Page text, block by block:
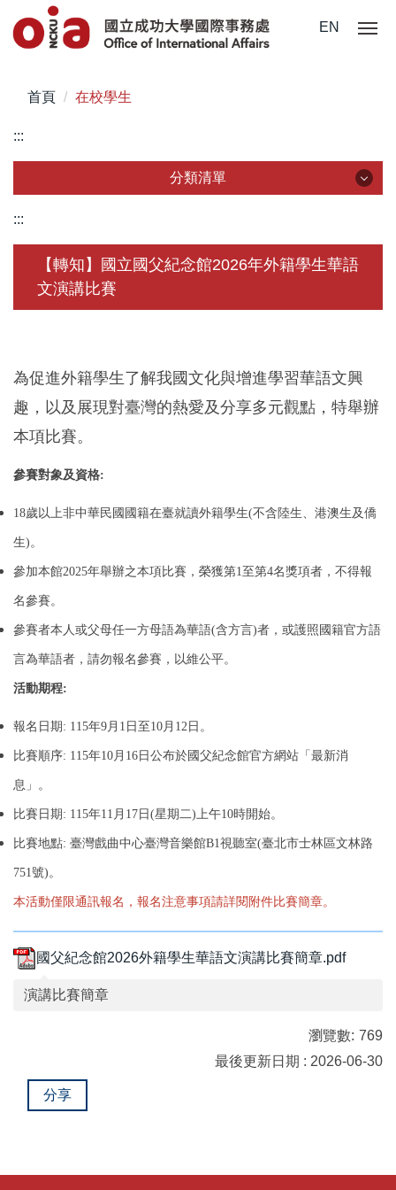
到
區
EN
首頁 在校學生
:::
分類清單
關於我們
未來學生
在校須知
國際鏈結
:::
【轉知】國立國父紀念館2026年外籍學生華語
文演講比賽
為促進外籍學生了解我國文化與增進學習華語文興
趣，以及展現對臺灣的熱愛及分享多元觀點，特舉辦
本項比賽。
參賽對象及資格:
18歲以上非中華民國國籍在臺就讀外籍學生(不含陸生、港澳生及僑
生)。
參加本館2025年舉辦之本項比賽，榮獲第1至第4名獎項者，不得報
名參賽。
參賽者本人或父母任一方母語為華語(含方言)者，或護照國籍官方語
言為華語者，請勿報名參賽，以維公平。
活動期程:
報名日期: 115年9月1日至10月12日。
比賽順序: 115年10月16日公布於國父紀念館官方網站「最新消
息」。
比賽日期: 115年11月17日(星期二)上午10時開始。
比賽地點: 臺灣戲曲中心臺灣音樂館B1視聽室(臺北市士林區文林路
751號)。
本活動僅限通訊報名，報名注意事項請詳閱附件比賽簡章。
國父紀念館2026外籍學生華語文演講比賽簡章.pdf
演講比賽簡章
瀏覽數: 769
最後更新日期 : 2026-06-30
分享